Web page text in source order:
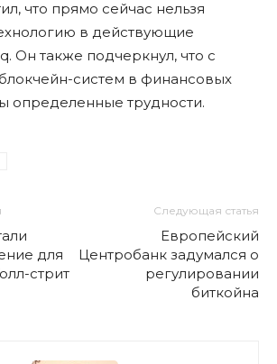
что прямо сейчас нельзя
в действующие
Он также подчеркнул, что с
систем в финансовых
определенные трудности.
для
стрит
Следующая статья
Европейский
Центробанк задумался о
регулировании
биткойна